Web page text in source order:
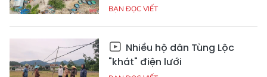
BẠN ĐỌC VIẾT
Nhiều hộ dân Tùng Lộc
"khát" điện lưới